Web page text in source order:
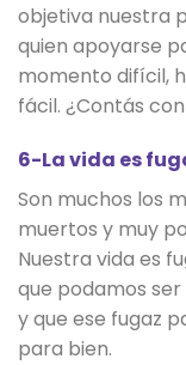
objetiva nuestra
quien apoyarse
momento difícil,
fácil. ¿Contás
6-La vida es
Son muchos los
muertos y muy
Nuestra vida es
que podamos
y que ese fugaz
para bien.